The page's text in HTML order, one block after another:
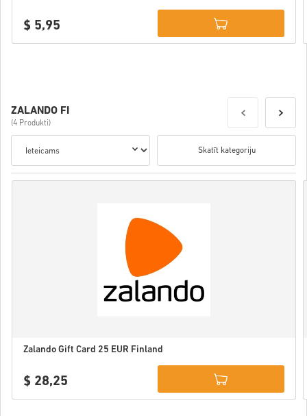
$ 5,95
ZALANDO FI
(4 Produkti)
Skatīt kategoriju
Zalando Gift Card 25 EUR Finland
$ 28,25